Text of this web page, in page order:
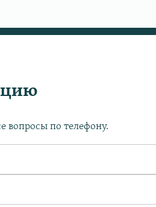
вопросы по телефону.